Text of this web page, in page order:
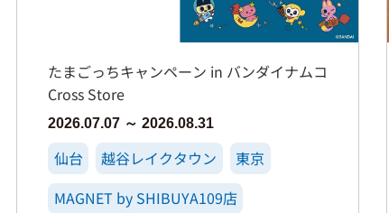
たまごっちキャンペーン in バンダイナムコ
Cross Store
2026.07.07 ～ 2026.08.31
仙台 越谷レイクタウン
東京
MAGNET by SHIBUYA109店